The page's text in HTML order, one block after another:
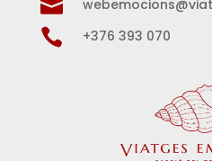

 +376 393 070